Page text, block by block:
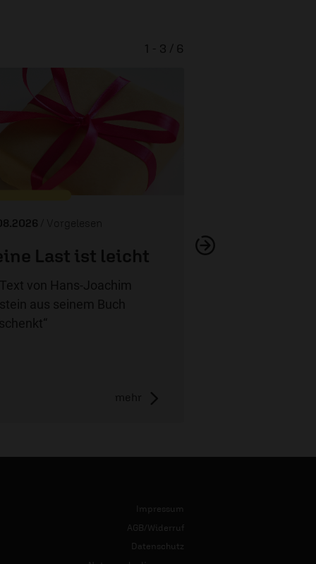
/ Vorgelesen
Last ist leicht
von Hans-Joachim
aus seinem Buch
mehr
1 - 3 / 6
Impressum
AGB/Widerruf
Datenschutz